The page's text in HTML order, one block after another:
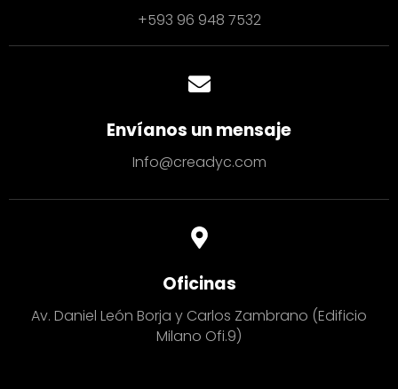
+593 96 948 7532
Envíanos un mensaje
Info@creadyc.com
Oficinas
Av. Daniel León Borja y Carlos Zambrano (Edificio
Milano Ofi.9)